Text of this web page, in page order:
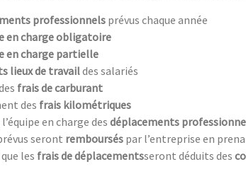
professionnels prévus chaque année
en charge obligatoire
en charge partielle
lieux de travaildes salariés
frais de carburant
des frais kilométriques
en charge des déplacements
seront remboursés par l’entreprise en
les frais de déplacementsseront déduits des